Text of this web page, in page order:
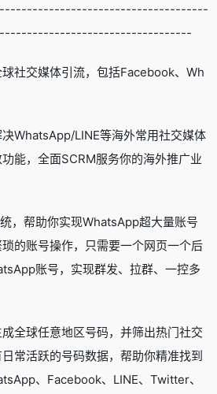
球社交媒体引流，包括Facebook、Wh
WhatsApp/LINE等海外常用社交媒体
能，全面SCRM服务你的海外推广业
，帮助你实现WhatsApp超大量账号
的账号操作，只需要一个网页一个后
账号，实现群发、拉群、一控多
全球任意地区号码，并筛出热门社交
常活跃的号码数据，帮助你精准找到
、Facebook、LINE、Twitter、